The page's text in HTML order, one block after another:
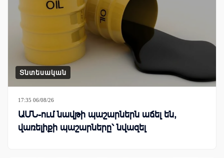
Տնտեսական
17:35 06/08/26
ԱՄՆ-ում նավթի պաշարներն աճել են,
վառելիքի պաշարները՝ նվազել